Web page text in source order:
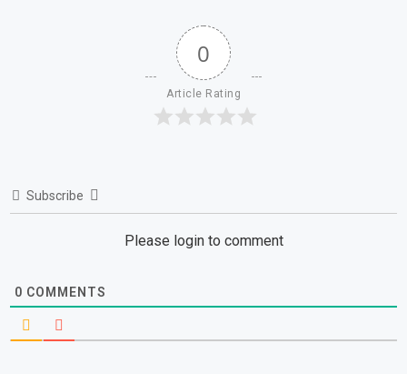
0
Article Rating
Subscribe
Please login to comment
0 COMMENTS